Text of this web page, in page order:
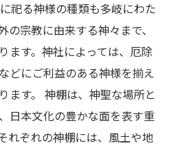
祀る神様の種類も多岐にわた
の宗教に由来する神々まで、
ます。神社によっては、厄除
どにご利益のある神様を揃え
ます。 神棚は、神聖な場所と
日本文化の豊かな面を表す重
れぞれの神棚には、風土や地